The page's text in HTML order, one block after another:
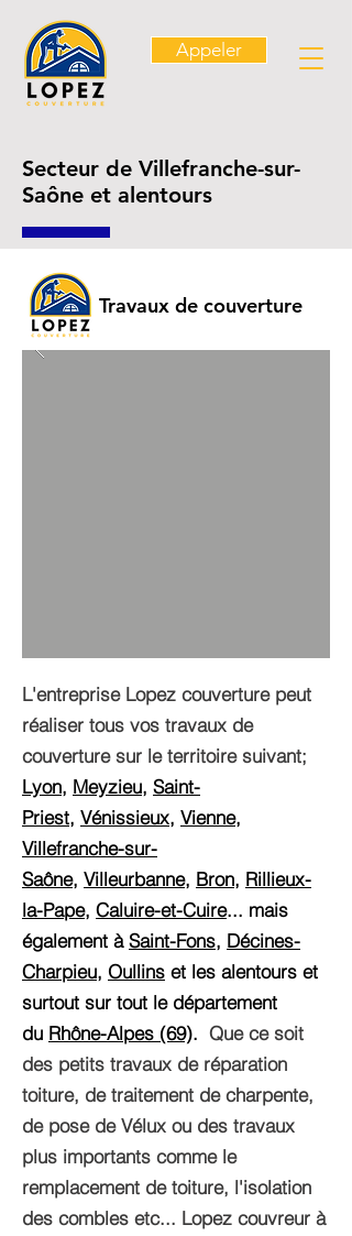
Appeler
Secteur de Villefranche-sur-
Saône et alentours
Travaux de couverture
L'entreprise Lopez couverture peut
réaliser tous vos travaux de
couverture sur le territoire suivant;
Lyon, Meyzieu, Saint-
Priest, Vénissieux, Vienne,
Villefranche-sur-
Saône, Villeurbanne, Bron, Rillieux-
la-Pape, Caluire-et-Cuire... mais
également àSaint-Fons, Décines-
Charpieu, Oullins et les alentours et
surtout sur tout le département
du Rhône-Alpes (69). Que ce soit
des petits travaux de réparation
toiture, de traitement de charpente,
de pose de Vélux ou des travaux
plus importants comme le
remplacement de toiture, l'isolation
des combles etc... Lopez couvreur à